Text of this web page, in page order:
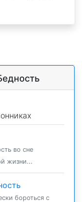
во сне
жизни...
бороться с